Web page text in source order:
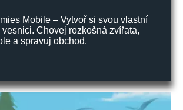
Mobile – Vytvoř si svou vlastní
Chovej rozkošná zvířata,
a spravuj obchod.